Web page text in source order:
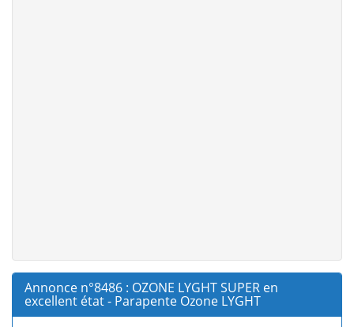
Annonce n°8486 : OZONE LYGHT SUPER en
excellent état - Parapente Ozone LYGHT